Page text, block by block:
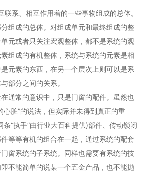
联系、相互作用着的一些事物组成的总体。
组成的总体。对组成单元和最终组成的整
元或者只关注宏观整体，都不是系统的观
组成的有机整体，系统与系统的元素是相
元素的东西，在另一个层次上则可以是系
部分之间的关系。
通常的意识中，只是门窗的配件。虽然也
心脏”的说法，但实际并未得到真正的重
“执手”由行业大百科提供)部件、传动锁闭
等等有机的组合在一起，通过系统的配套
窗系统的子系统。同样也需要有系统的技
不能简单的说某一个五金产品，也不能抛